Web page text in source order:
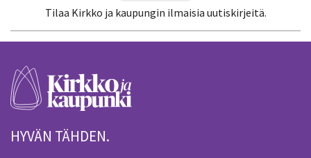
Tilaa Kirkko ja kaupungin ilmaisia uutiskirjeitä.
HYVÄN TÄHDEN.